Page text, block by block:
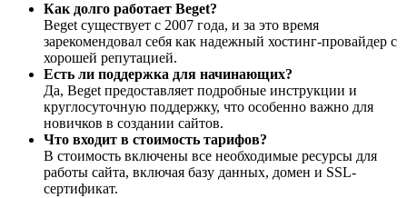
Как долго работает Beget?
Beget существует с 2007 года, и за это время
зарекомендовал себя как надежный хостинг-провайдер с
хорошей репутацией.
Есть ли поддержка для начинающих?
Да, Beget предоставляет подробные инструкции и
круглосуточную поддержку, что особенно важно для
новичков в создании сайтов.
Что входит в стоимость тарифов?
В стоимость включены все необходимые ресурсы для
работы сайта, включая базу данных, домен и SSL-
сертификат.